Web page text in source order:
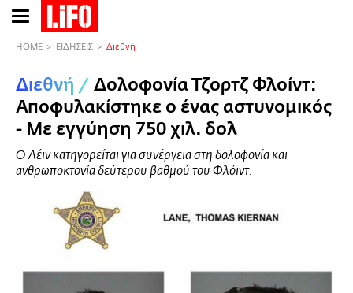
Παράκαμψη
προς
περιεχόμενο
HOME ΕΙΔΗΣΕΙΣ Διεθνή
Διεθνή / Δολοφονία Τζορτζ Φλοίντ:
Αποφυλακίστηκε ο ένας αστυνομικός
- Με εγγύηση 750 χιλ. δολ
Ο Λέιν κατηγορείται για συνέργεια στη δολοφονία και
ανθρωποκτονία δεύτερου βαθμού του Φλόιντ.